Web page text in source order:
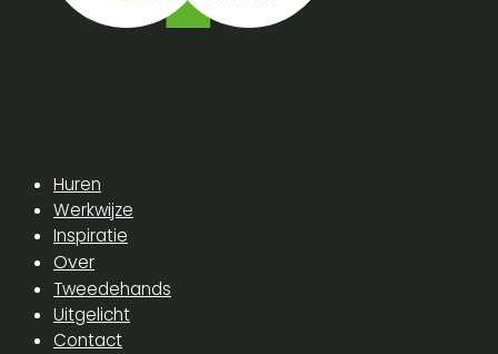
Huren
Werkwijze
Inspiratie
Over
Tweedehands
Uitgelicht
Contact